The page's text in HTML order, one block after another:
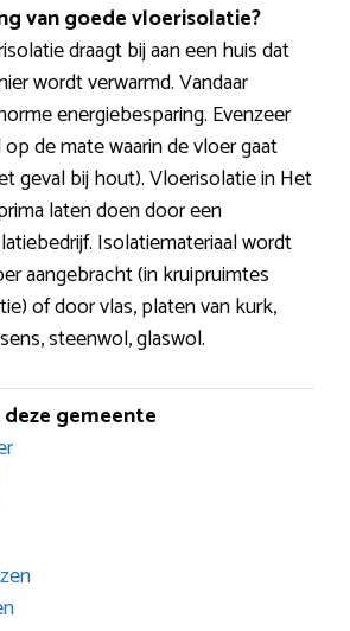
van goede vloerisolatie?
draagt bij aan een huis dat
wordt verwarmd. Vandaar
energiebesparing. Evenzeer
de mate waarin de vloer gaat
geval bij hout). Vloerisolatie in Het
laten doen door een
Isolatiemateriaal wordt
aangebracht (in kruipruimtes
of door vlas, platen van kurk,
steenwol, glaswol.
gemeente